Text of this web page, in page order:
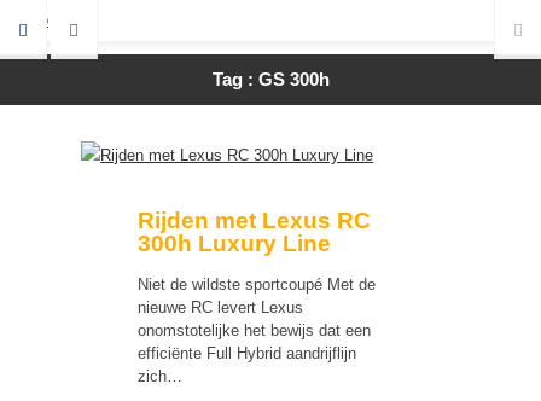
Tag : GS 300h
Rijden met Lexus RC
300h Luxury Line
Niet de wildste sportcoupé Met de
nieuwe RC levert Lexus
onomstotelijke het bewijs dat een
efficiënte Full Hybrid aandrijflijn
zich…